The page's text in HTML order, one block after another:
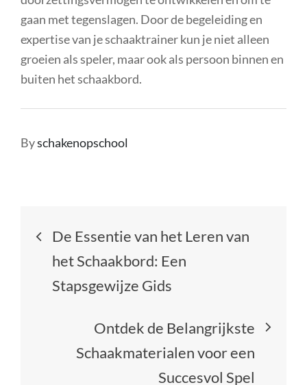
gaan met tegenslagen. Door de begeleiding en
expertise van je schaaktrainer kun je niet alleen
groeien als speler, maar ook als persoon binnen en
buiten het schaakbord.
Byschakenopschool
Berichtnavigatie
De Essentie van het Leren van
het Schaakbord: Een
Stapsgewijze Gids
Ontdek de Belangrijkste
Schaakmaterialen voor een
Succesvol Spel